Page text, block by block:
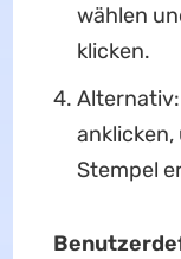
wählen
klicken.
Stempel